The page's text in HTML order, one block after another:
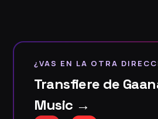
¿VAS EN LA OTRA
Transfiere de
Music →